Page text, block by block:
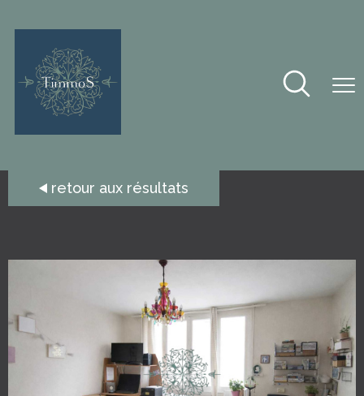
retour aux résultats